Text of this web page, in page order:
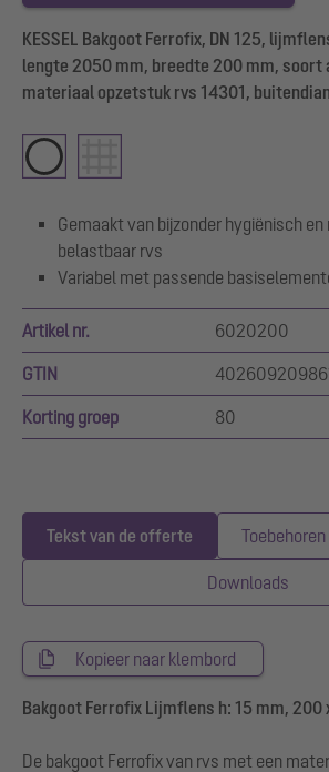
KESSEL Bakgoot Ferrofix, DN 125,
lengte 2050 mm, breedte 200 mm, soort
materiaal opzetstuk rvs 14301,
Gemaakt van bijzonder hygiënisch
belastbaar rvs
Variabel met passende
Artikel nr. 6020200
GTIN
Korting groep 80
Tekst van de offerte Toebehoren
Downloads
Kopieer naar klembord
Bakgoot Ferrofix Lijmflens h: 15 mm, 200
De bakgoot Ferrofix van rvs met een